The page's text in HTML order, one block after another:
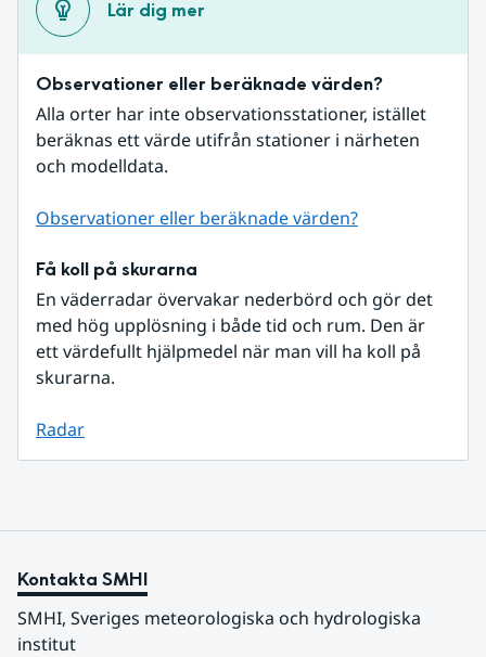
Lär dig mer
Observationer eller beräknade värden?
Alla orter har inte observationsstationer, istället
beräknas ett värde utifrån stationer i närheten
och modelldata.
Observationer eller beräknade värden?
Få koll på skurarna
En väderradar övervakar nederbörd och gör det
med hög upplösning i både tid och rum. Den är
ett värdefullt hjälpmedel när man vill ha koll på
skurarna.
Radar
Kontakta SMHI
SMHI, Sveriges meteorologiska och hydrologiska
institut